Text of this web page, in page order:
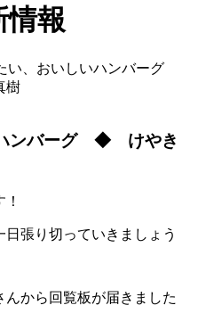
情報
い、おいしいハンバーグ
樹
ハンバーグ ◆ けやき
張り切っていきましょう
から回覧板が届きました